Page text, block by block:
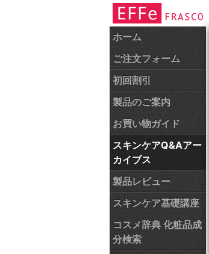
ホーム
ご注文フォーム
初回割引
製品のご案内
お買い物ガイド
スキンケアQ&Aアー
カイブス
製品レビュー
スキンケア基礎講座
コスメ辞典 化粧品成
分検索